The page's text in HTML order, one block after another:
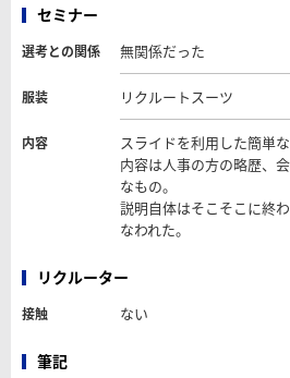
セミナー
選考との関係 無関係だった
服装 リクルートスーツ
内容
スライドを利用した簡単な
内容は人事の方の略歴、
なもの。
説明自体はそこそこに終
なわれた。
リクルーター
接触 ない
筆記